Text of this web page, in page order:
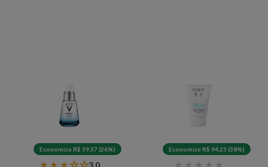
Economize R$ 39,37 (26%)
★ ★ ★★★
Economize R$ 94,23 (38%)
★ ★ ★ ★ ★